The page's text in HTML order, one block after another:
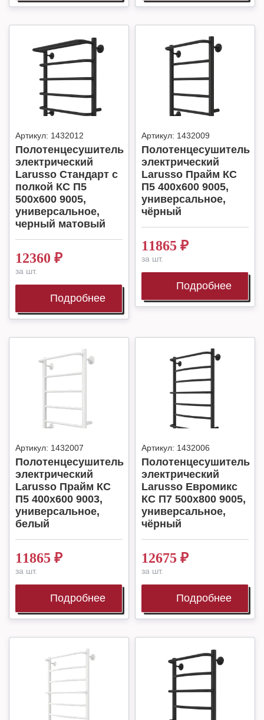
Артикул: 1432012
Полотенцесушитель
электрический
Larusso Стандарт с
полкой КС П5
500х600 9005,
универсальное,
черный матовый
12360 ₽
за шт.
Подробнее
Артикул: 1432009
Полотенцесушитель
электрический
Larusso Прайм КС
П5 400х600 9005,
универсальное,
чёрный
11865 ₽
за шт.
Подробнее
Артикул: 1432007
Полотенцесушитель
электрический
Larusso Прайм КС
П5 400х600 9003,
универсальное,
белый
11865 ₽
за шт.
Подробнее
Артикул: 1432006
Полотенцесушитель
электрический
Larusso Евромикс
КС П7 500х800 9005,
универсальное,
чёрный
12675 ₽
за шт.
Подробнее